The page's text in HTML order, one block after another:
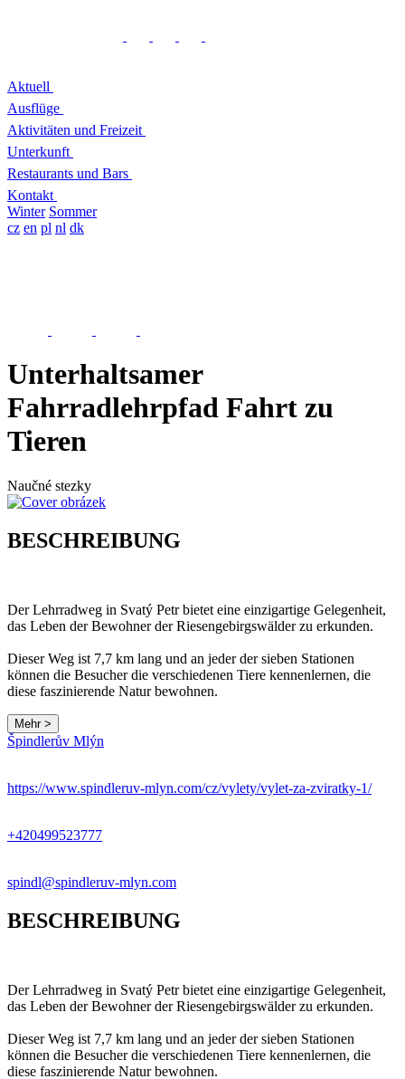
Aktuell
Ausflüge
Aktivitäten und Freizeit
Unterkunft
Restaurants und Bars
Kontakt
Winter Sommer
cz en pl nl dk
Unterhaltsamer
Fahrradlehrpfad Fahrt zu
Tieren
Naučné stezky
BESCHREIBUNG
Der Lehrradweg in Svatý Petr bietet eine einzigartige Gelegenheit,
das Leben der Bewohner der Riesengebirgswälder zu erkunden.
Dieser Weg ist 7,7 km lang und an jeder der sieben Stationen
können die Besucher die verschiedenen Tiere kennenlernen, die
diese faszinierende Natur bewohnen.
Mehr >
Špindlerův Mlýn
https://www.spindleruv-mlyn.com/cz/vylety/vylet-za-zviratky-1/
+420499523777
spindl@spindleruv-mlyn.com
BESCHREIBUNG
Der Lehrradweg in Svatý Petr bietet eine einzigartige Gelegenheit,
das Leben der Bewohner der Riesengebirgswälder zu erkunden.
Dieser Weg ist 7,7 km lang und an jeder der sieben Stationen
können die Besucher die verschiedenen Tiere kennenlernen, die
diese faszinierende Natur bewohnen.